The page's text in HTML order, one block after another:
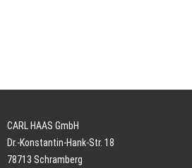
CARL HAAS GmbH
Dr.-Konstantin-Hank-Str. 18
78713 Schramberg